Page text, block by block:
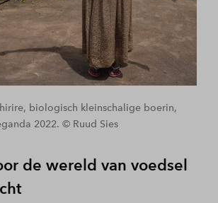
biologisch kleinschalige boerin,
2022. © Ruud Sies
de wereld van voedsel